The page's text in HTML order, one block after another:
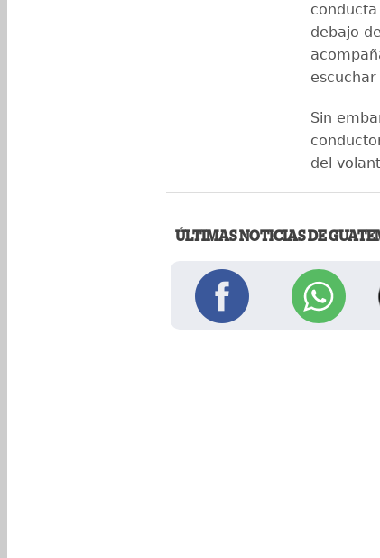
debajo
Sin
del
ÚLTIMAS NOTICIAS DE